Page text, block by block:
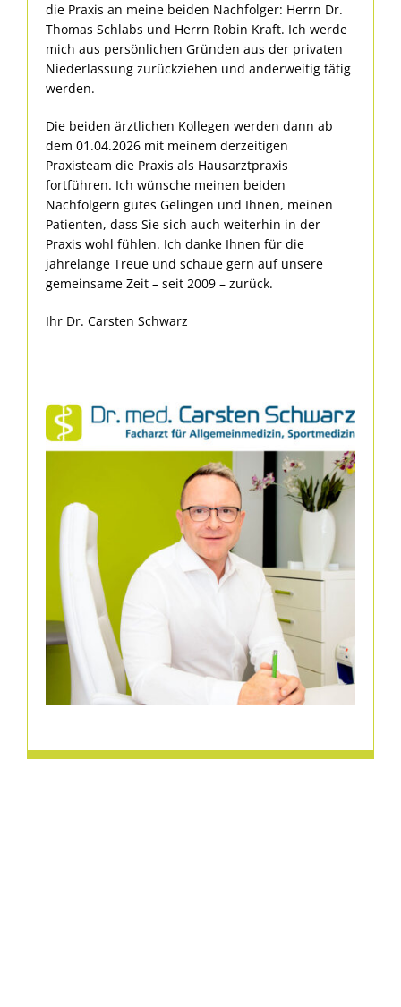
die Praxis an meine beiden Nachfolger: Herrn Dr.
Thomas Schlabs und Herrn Robin Kraft. Ich werde
mich aus persönlichen Gründen aus der privaten
Niederlassung zurückziehen und anderweitig tätig
werden.
Die beiden ärztlichen Kollegen werden dann ab
dem 01.04.2026 mit meinem derzeitigen
Praxisteam die Praxis als Hausarztpraxis
fortführen. Ich wünsche meinen beiden
Nachfolgern gutes Gelingen und Ihnen, meinen
Patienten, dass Sie sich auch weiterhin in der
Praxis wohl fühlen. Ich danke Ihnen für die
jahrelange Treue und schaue gern auf unsere
gemeinsame Zeit – seit 2009 – zurück.
Ihr Dr. Carsten Schwarz